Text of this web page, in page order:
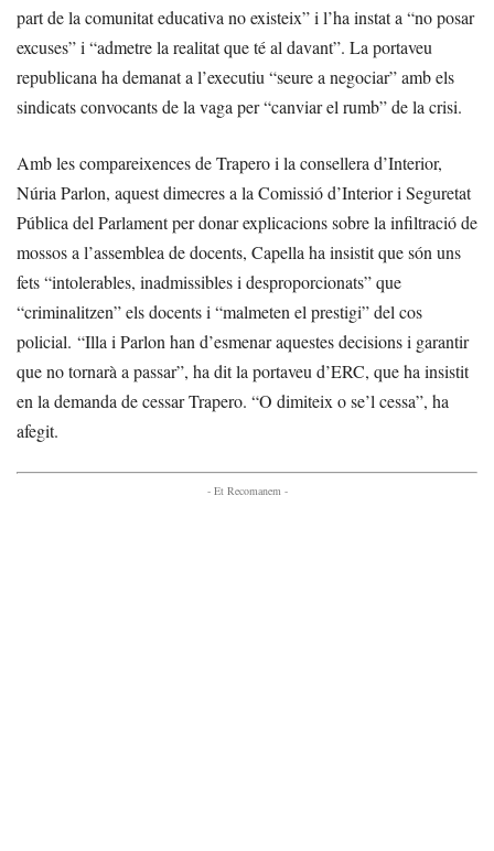
part de la comunitat educativa no existeix” i l’ha instat a “no posar
excuses” i “admetre la realitat que té al davant”. La portaveu
republicana ha demanat a l’executiu “seure a negociar” amb els
sindicats convocants de la vaga per “canviar el rumb” de la crisi.
Amb les compareixences de Trapero i la consellera d’Interior,
Núria Parlon, aquest dimecres a la Comissió d’Interior i Seguretat
Pública del Parlament per donar explicacions sobre la infiltració de
mossos a l’assemblea de docents, Capella ha insistit que són uns
fets “intolerables, inadmissibles i desproporcionats” que
“criminalitzen” els docents i “malmeten el prestigi” del cos
policial. “Illa i Parlon han d’esmenar aquestes decisions i garantir
que no tornarà a passar”, ha dit la portaveu d’ERC, que ha insistit
en la demanda de cessar Trapero. “O dimiteix o se’l cessa”, ha
afegit.
- Et Recomanem -